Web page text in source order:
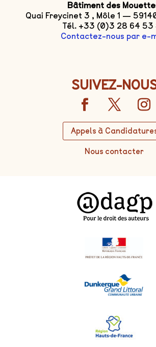
Bâtiment des
Quai Freycinet 3 , Môle 1 —
Tél. +33 (0)3 28 64 53
Contactez-nous par e-
SUIVEZ-
Appels à
Nous contacter